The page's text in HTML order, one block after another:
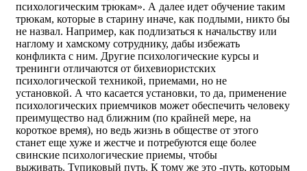
психологическим трюкам». А далее идет обучение таким
трюкам, которые в старину иначе, как подлыми, никто бы
не назвал. Например, как подлизаться к начальству или
наглому и хамскому сотруднику, дабы избежать
конфликта с ним. Другие психологические курсы и
тренинги отличаются от бихевиористских
психологической техникой, приемами, но не
установкой. А что касается установки, то да, применение
психологических приемчиков может обеспечить человеку
преимущество над ближним (по крайней мере, на
короткое время), но ведь жизнь в обществе от этого
станет еще хуже и жестче и потребуются еще более
свинские психологические приемы, чтобы
выживать. Тупиковый путь. К тому же это -путь, которым